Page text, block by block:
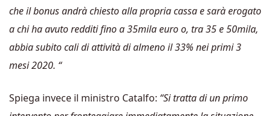
che il bonus andrà chiesto alla propria cassa e sarà erogato
a chi ha avuto redditi fino a 35mila euro o, tra 35 e 50mila,
abbia subito cali di attività di almeno il 33% nei primi 3
mesi 2020. “
Spiega invece il ministro Catalfo: “Si tratta di un primo